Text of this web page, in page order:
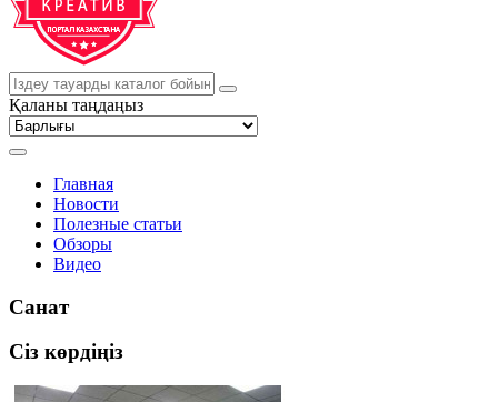
Қаланы таңдаңыз
Главная
Новости
Полезные статьи
Обзоры
Видео
Санат
Сіз көрдіңіз